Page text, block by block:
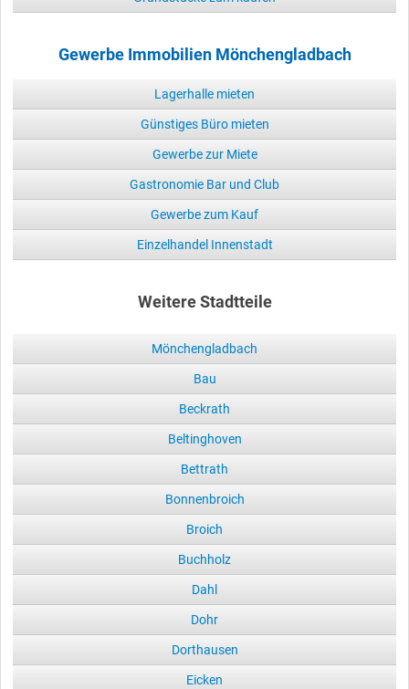
Gewerbe Immobilien Mönchengladbach
Lagerhalle mieten
Günstiges Büro mieten
Gewerbe zur Miete
Gastronomie Bar und Club
Gewerbe zum Kauf
Einzelhandel Innenstadt
Weitere Stadtteile
Mönchengladbach
Bau
Beckrath
Beltinghoven
Bettrath
Bonnenbroich
Broich
Buchholz
Dahl
Dohr
Dorthausen
Eicken